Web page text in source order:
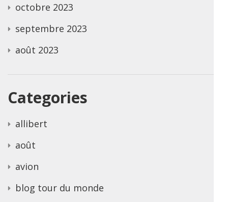
octobre 2023
septembre 2023
août 2023
Categories
allibert
août
avion
blog tour du monde